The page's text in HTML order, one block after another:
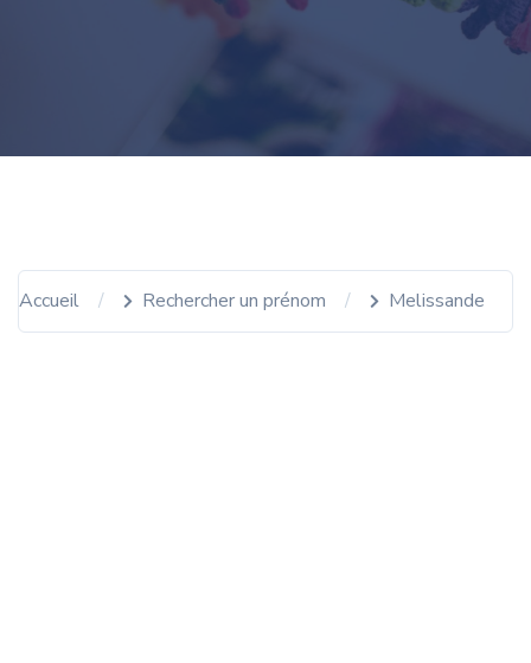
Accueil Rechercher un prénom Melissande